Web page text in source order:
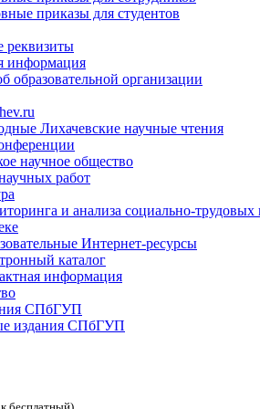
приказы для студентов
реквизиты
информация
образовательной организации
Лихачевские научные чтения
научное общество
работ
и анализа социально-трудовых
Интернет-ресурсы
каталог
информация
СПбГУП
издания СПбГУП